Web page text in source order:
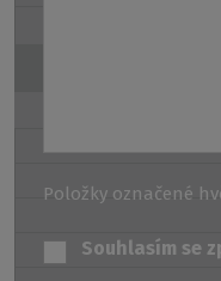
Položky označené
Souhlasím se